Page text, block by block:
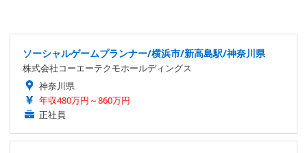
ソーシャルゲームプランナー/横浜市/新高島駅/神奈川県
株式会社コーエーテクモホールディングス
神奈川県
年収480万円～860万円
正社員